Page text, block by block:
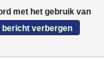
0 Artikelen - €0,00
met het gebruik van
bericht verbergen